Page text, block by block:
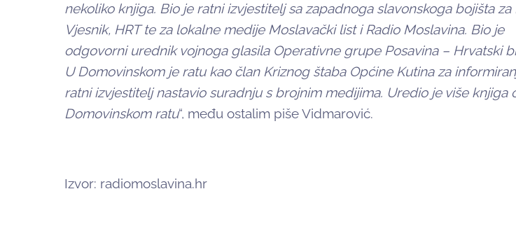
nekoliko knjiga. Bio je ratni izvjestitelj sa zapadnoga slavonskoga bojišta za
Vjesnik, HRT te za lokalne medije Moslavački list i Radio Moslavina. Bio je
odgovorni urednik vojnoga glasila Operativne grupe Posavina – Hrvatski
U Domovinskom je ratu kao član Kriznog štaba Općine Kutina za
ratni izvjestitelj nastavio suradnju s brojnim medijima. Uredio je više knjiga
Domovinskom ratu“, među ostalim piše Vidmarović.
Izvor: radiomoslavina.hr